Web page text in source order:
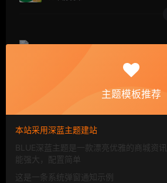
阿里巴巴合作项目进展顺
汽车有望在2016年推出。”近
虹针对2014年上海汽车集团股份有限
签署的“互联网这篇文章发布很久了，
读更多文章
主题模板推荐
本站采用深蓝主题建站
BLUE深蓝主题是一款漂亮优雅的商城资
能强大，配置简单
这是一条系统弹窗通知示例